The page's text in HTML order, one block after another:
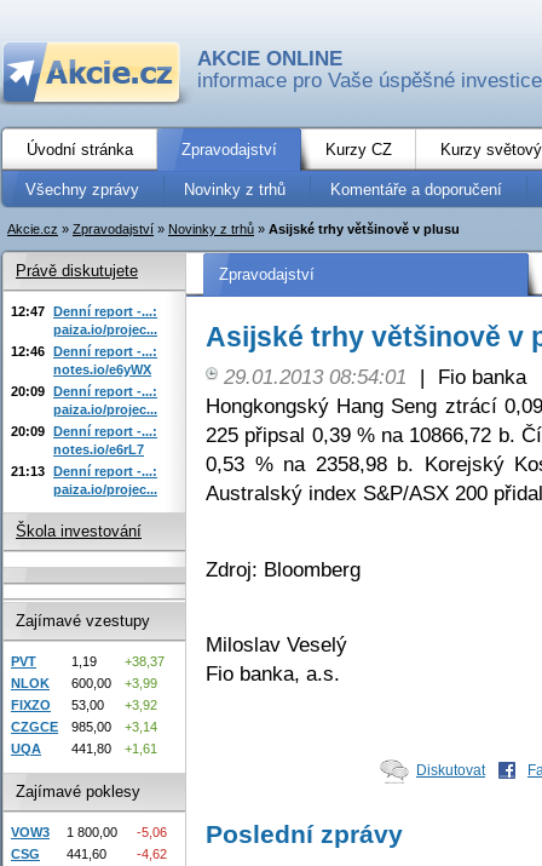
AKCIE ONLINE
informace pro Vaše úspěšné investice
Úvodní stránka Zpravodajství Kurzy CZ Kurzy
Všechny zprávy Novinky z trhů Komentáře a doporučení
Akcie.cz » Zpravodajství » Novinky z trhů » Asijské trhy většinově v plusu
Zpravodajství
Asijské trhy většinově v
29.01.2013 08:54:01 |
Fio banka
Hongkongský Hang Seng ztrácí
225 připsal 0,39 % na 10866,72 b.
0,53 % na 2358,98 b. Korejský
Australský index S&P/ASX 200
Zdroj: Bloomberg
Miloslav Veselý
Fio banka, a.s.
Diskutovat
Poslední zprávy
Právě diskutujete
12:47 Denní report -...:
paiza.io/projec...
12:46 Denní report -...:
notes.io/e6yWX
20:09 Denní report -...:
paiza.io/projec...
20:09 Denní report -...:
notes.io/e6rL7
21:13 Denní report -...:
paiza.io/projec...
Škola investování
Zajímavé vzestupy
PVT 1,19
+38,37
NLOK
600,00
+3,99
FIXZO
53,00
+3,92
CZGCE
985,00
+3,14
UQA
441,80 +1,61
Zajímavé poklesy
VOW3 1 800,00
-5,06
CSG
441,60
-4,62